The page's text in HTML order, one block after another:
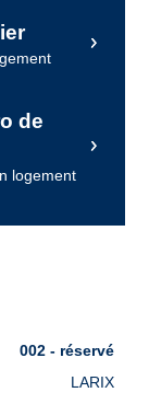
de
logement
002 - réservé
LARIX